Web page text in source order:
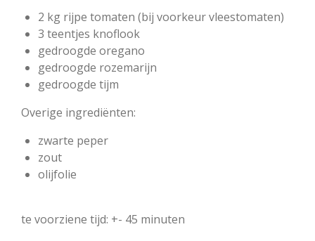
2 kg rijpe tomaten (bij voorkeur vleestomaten)
3 teentjes knoflook
gedroogde oregano
gedroogde rozemarijn
gedroogde tijm
Overige ingrediënten:
zwarte peper
zout
olijfolie
te voorziene tijd: +- 45 minuten